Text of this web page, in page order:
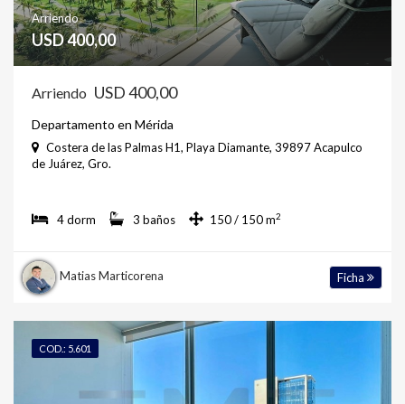
Arriendo
USD 400,00
Arriendo USD 400,00
Departamento en Mérida
Costera de las Palmas H1, Playa Diamante, 39897 Acapulco
de Juárez, Gro.
4 dorm 3 baños 150 / 150 m2
Matias Marticorena Ficha
COD.: 5.601